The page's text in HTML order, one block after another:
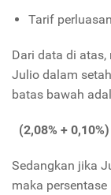
Tarif perluasan
Dari data di
Julio dalam
batas bawah
(2,08% +
Sedangkan jika
maka